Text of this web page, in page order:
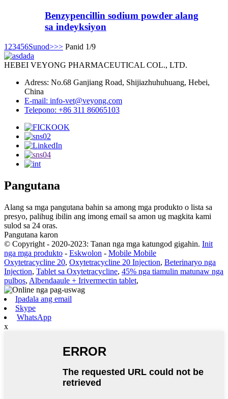
Benzypencillin sodium powder alang
sa indeyksiyon
1 23456Sunod>>> Panid 1/9
HEBEI VEYONG PHARMACEUTICAL COL., LTD.
Adress: No.68 Ganjiang Road, Shijiazhuhuhuang, Hebei,
China
E-mail: info-vet@veyong.com
Telepono: +86 311 86065103
Pangutana
Alang sa mga pangutana bahin sa among mga produkto o lista sa
presyo, palihug ibilin ang imong email sa amon ug magkita kami
sulod sa 24 oras.
Pangutana karon
© Copyright - 2020-2023: Tanan nga mga katungod gigahin. Init
nga mga produkto - Eskwolon - Mobile Mobile
Oxytetracycline 20, Oxytetracycline 20 Injection, Beterinaryo nga
Injection, Tablet sa Oxytetracycline, 45% nga tiamulin matunaw nga
pulbos, Albendaaule + Irivermectin tablet,
Ipadala ang email
Skype
WhatsApp
x